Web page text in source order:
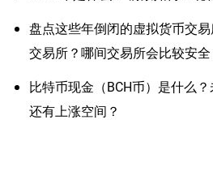
盘点这些年倒闭的虚拟货币交
交易所？哪间交易所会比较安全
比特币现金（BCH币）是什么
还有上涨空间？